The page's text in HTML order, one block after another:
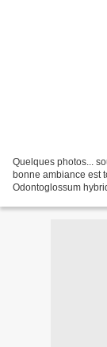
Quelques photos...
bonne ambiance est
Odontoglossum